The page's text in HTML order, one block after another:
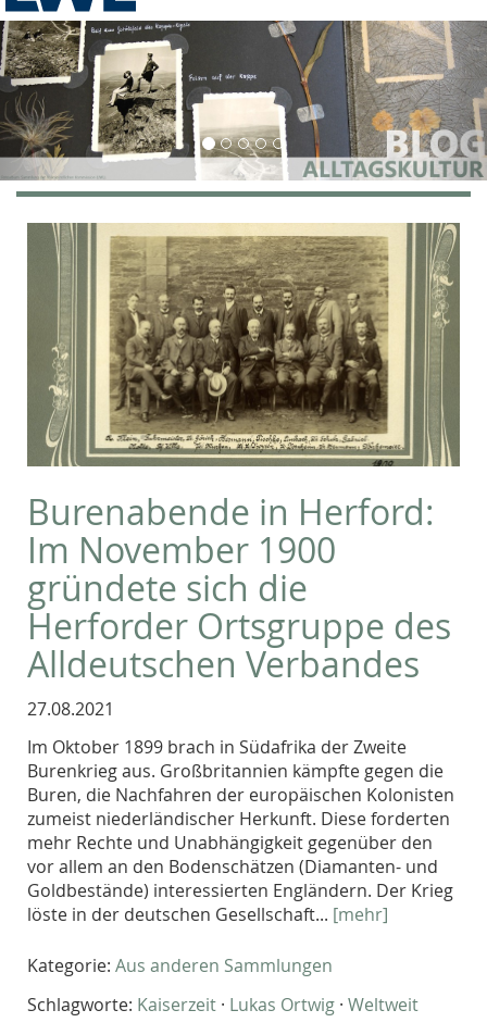
Vorherige
Burenabende in Herford:
Im November 1900
gründete sich die
Herforder Ortsgruppe des
Alldeutschen Verbandes
27.08.2021
Im Oktober 1899 brach in Südafrika der Zweite
Burenkrieg aus. Großbritannien kämpfte gegen die
Buren, die Nachfahren der europäischen Kolonisten
zumeist niederländischer Herkunft. Diese forderten
mehr Rechte und Unabhängigkeit gegenüber den
vor allem an den Bodenschätzen (Diamanten- und
Goldbestände) interessierten Engländern. Der Krieg
löste in der deutschen Gesellschaft... [mehr]
Kategorie: Aus anderen Sammlungen
Schlagworte: Kaiserzeit · Lukas Ortwig · Weltweit